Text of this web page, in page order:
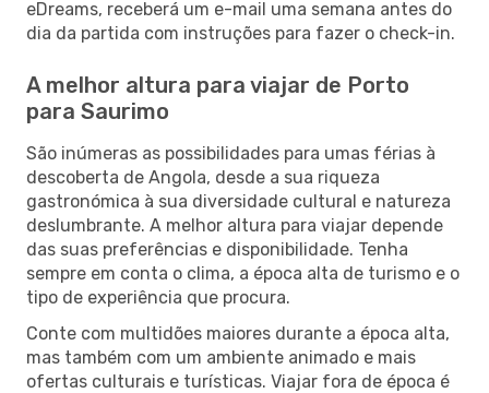
eDreams, receberá um e-mail uma semana antes do
dia da partida com instruções para fazer o check-in.
A melhor altura para viajar de Porto
para Saurimo
São inúmeras as possibilidades para umas férias à
descoberta de Angola, desde a sua riqueza
gastronómica à sua diversidade cultural e natureza
deslumbrante. A melhor altura para viajar depende
das suas preferências e disponibilidade. Tenha
sempre em conta o clima, a época alta de turismo e o
tipo de experiência que procura.
Conte com multidões maiores durante a época alta,
mas também com um ambiente animado e mais
ofertas culturais e turísticas. Viajar fora de época é